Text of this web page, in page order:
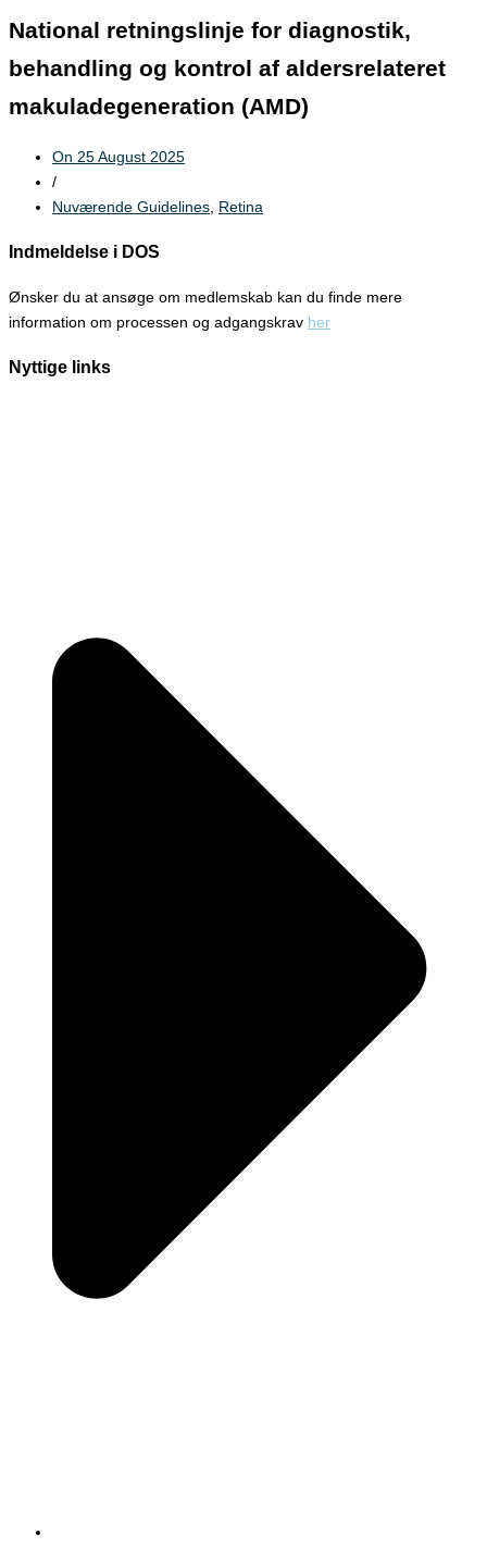
National retningslinje for diagnostik,
behandling og kontrol af aldersrelateret
makuladegeneration (AMD)
On 25 August 2025
/
Nuværende Guidelines Retina
Indmeldelse i DOS
Ønsker du at ansøge om medlemskab kan du finde mere
information om processen og adgangskrav her
Nyttige links